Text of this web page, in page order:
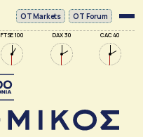
FTSE 100 DAX 30 CAC 40
ΟΤ Markets OT Forum